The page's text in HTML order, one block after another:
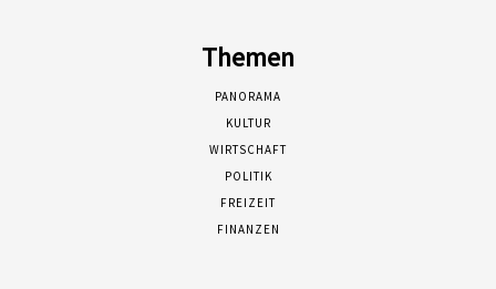
Themen
PANORAMA
KULTUR
WIRTSCHAFT
POLITIK
FREIZEIT
FINANZEN